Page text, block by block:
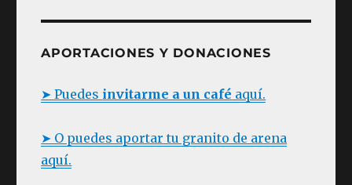
tocar
TRESILLOS
APORTACIONES Y DONACIONES
➤ Puedes invitarme a un café aquí.
➤ O puedes aportar tu granito de arena
aquí.